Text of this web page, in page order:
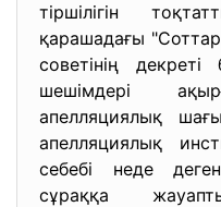
тіршілігін
қарашадағы
советінің
шешімдері
апелляциялық
апелляциялық
себебі неде
сұраққа